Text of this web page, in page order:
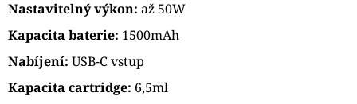
Nastavitelný výkon: až 50W
Kapacita baterie: 1500mAh
Nabíjení: USB-C vstup
Kapacita cartridge: 6,5ml